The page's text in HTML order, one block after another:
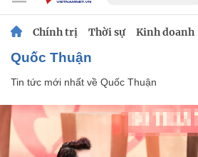
Chính trị Thời sự Kinh doanh
Quốc Thuận
Tin tức mới nhất về Quốc Thuận